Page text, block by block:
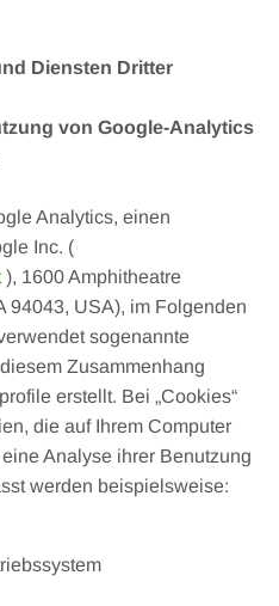
Diensten Dritter
von Google-Analytics
Analytics, einen
Inc. (
), 1600 Amphitheatre
94043, USA), im Folgenden
sogenannte
Zusammenhang
erstellt. Bei „Cookies“
die auf Ihrem Computer
Analyse ihrer Benutzung
werden beispielsweise: